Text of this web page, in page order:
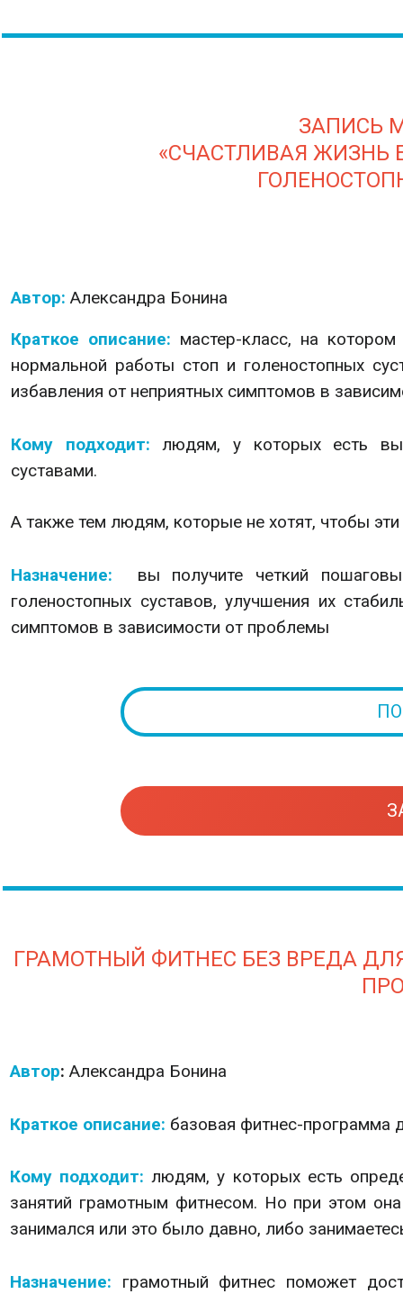
ЗАПИСЬ
«СЧАСТЛИВАЯ ЖИЗНЬ
Автор: Александра Бонина
Краткое описание: мастер-класс, на
нормальной работы стоп и голеностопных
избавления от неприятных симптомов в
Кому подходит: людям, у которых есть
суставами.
А также тем людям, которые не хотят, чтобы
Назначение: вы получите четкий
голеностопных суставов, улучшения их
симптомов в зависимости от проблемы
ГРАМОТНЫЙ ФИТНЕС БЕЗ ВРЕДА
Автор: Александра Бонина
Краткое описание: базовая фитнес-программа
Кому подходит: людям, у которых есть
занятий грамотным фитнесом. Но при этом
занимался или это было давно, либо
Назначение:
грамотный фитнес поможет